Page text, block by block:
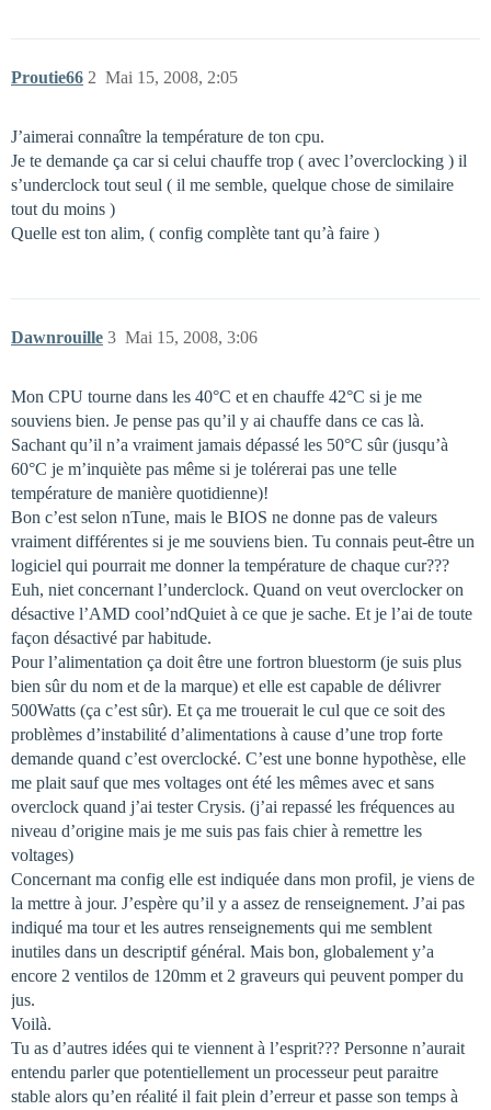
Proutie66 Mai 15, 2008, 2:05
2
J’aimerai connaître la température de ton cpu.
Je te demande ça car si celui chauffe trop ( avec l’overclocking ) il
s’underclock tout seul ( il me semble, quelque chose de similaire
tout du moins )
Quelle est ton alim, ( config complète tant qu’à faire )
Dawnrouille Mai 15, 2008, 3:06
3
Mon CPU tourne dans les 40°C et en chauffe 42°C si je me
souviens bien. Je pense pas qu’il y ai chauffe dans ce cas là.
Sachant qu’il n’a vraiment jamais dépassé les 50°C sûr (jusqu’à
60°C je m’inquiète pas même si je tolérerai pas une telle
température de manière quotidienne)!
Bon c’est selon nTune, mais le BIOS ne donne pas de valeurs
vraiment différentes si je me souviens bien. Tu connais peut-être un
logiciel qui pourrait me donner la température de chaque cur???
Euh, niet concernant l’underclock. Quand on veut overclocker on
désactive l’AMD cool’ndQuiet à ce que je sache. Et je l’ai de toute
façon désactivé par habitude.
Pour l’alimentation ça doit être une fortron bluestorm (je suis plus
bien sûr du nom et de la marque) et elle est capable de délivrer
500Watts (ça c’est sûr). Et ça me trouerait le cul que ce soit des
problèmes d’instabilité d’alimentations à cause d’une trop forte
demande quand c’est overclocké. C’est une bonne hypothèse, elle
me plait sauf que mes voltages ont été les mêmes avec et sans
overclock quand j’ai tester Crysis. (j’ai repassé les fréquences au
niveau d’origine mais je me suis pas fais chier à remettre les
voltages)
Concernant ma config elle est indiquée dans mon profil, je viens de
la mettre à jour. J’espère qu’il y a assez de renseignement. J’ai pas
indiqué ma tour et les autres renseignements qui me semblent
inutiles dans un descriptif général. Mais bon, globalement y’a
encore 2 ventilos de 120mm et 2 graveurs qui peuvent pomper du
jus.
Voilà.
Tu as d’autres idées qui te viennent à l’esprit??? Personne n’aurait
entendu parler que potentiellement un processeur peut paraitre
stable alors qu’en réalité il fait plein d’erreur et passe son temps à